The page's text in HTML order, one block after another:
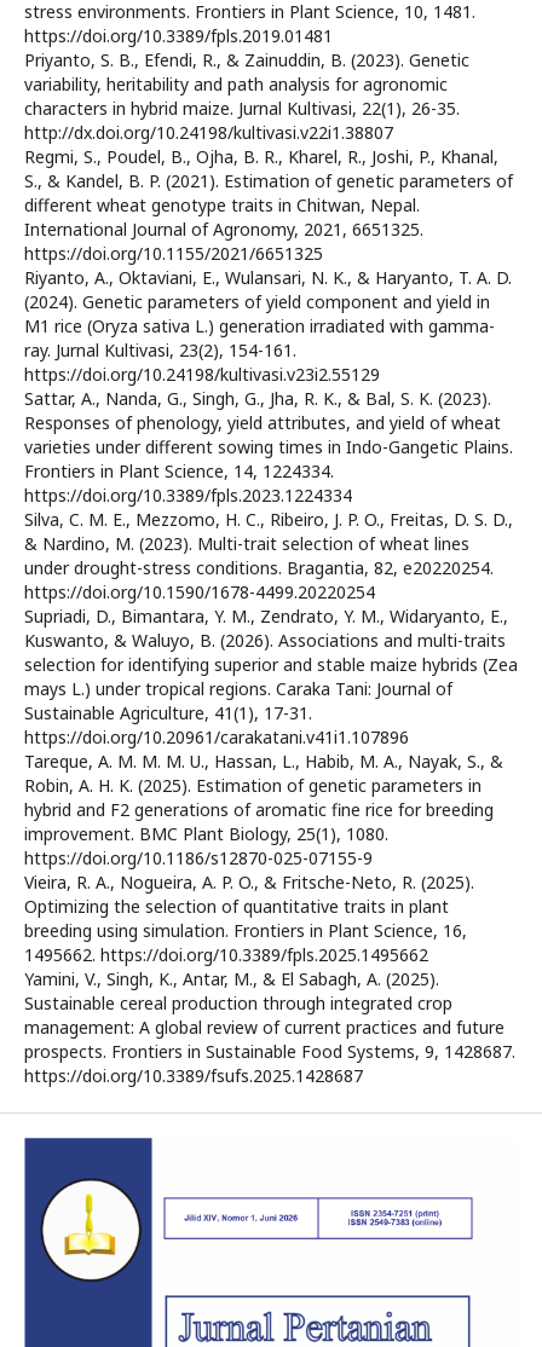
stress environments. Frontiers in Plant Science, 10, 1481.
https://doi.org/10.3389/fpls.2019.01481
Priyanto, S. B., Efendi, R., & Zainuddin, B. (2023). Genetic
variability, heritability and path analysis for agronomic
characters in hybrid maize. Jurnal Kultivasi, 22(1), 26-35.
http://dx.doi.org/10.24198/kultivasi.v22i1.38807
Regmi, S., Poudel, B., Ojha, B. R., Kharel, R., Joshi, P., Khanal,
S., & Kandel, B. P. (2021). Estimation of genetic parameters of
different wheat genotype traits in Chitwan, Nepal.
International Journal of Agronomy, 2021, 6651325.
https://doi.org/10.1155/2021/6651325
Riyanto, A., Oktaviani, E., Wulansari, N. K., & Haryanto, T. A. D.
(2024). Genetic parameters of yield component and yield in
M1 rice (Oryza sativa L.) generation irradiated with gamma-
ray. Jurnal Kultivasi, 23(2), 154-161.
https://doi.org/10.24198/kultivasi.v23i2.55129
Sattar, A., Nanda, G., Singh, G., Jha, R. K., & Bal, S. K. (2023).
Responses of phenology, yield attributes, and yield of wheat
varieties under different sowing times in Indo-Gangetic Plains.
Frontiers in Plant Science, 14, 1224334.
https://doi.org/10.3389/fpls.2023.1224334
Silva, C. M. E., Mezzomo, H. C., Ribeiro, J. P. O., Freitas, D. S. D.,
& Nardino, M. (2023). Multi-trait selection of wheat lines
under drought-stress conditions. Bragantia, 82, e20220254.
https://doi.org/10.1590/1678-4499.20220254
Supriadi, D., Bimantara, Y. M., Zendrato, Y. M., Widaryanto, E.,
Kuswanto, & Waluyo, B. (2026). Associations and multi-traits
selection for identifying superior and stable maize hybrids (Zea
mays L.) under tropical regions. Caraka Tani: Journal of
Sustainable Agriculture, 41(1), 17-31.
https://doi.org/10.20961/carakatani.v41i1.107896
Tareque, A. M. M. M. U., Hassan, L., Habib, M. A., Nayak, S., &
Robin, A. H. K. (2025). Estimation of genetic parameters in
hybrid and F2 generations of aromatic fine rice for breeding
improvement. BMC Plant Biology, 25(1), 1080.
https://doi.org/10.1186/s12870-025-07155-9
Vieira, R. A., Nogueira, A. P. O., & Fritsche-Neto, R. (2025).
Optimizing the selection of quantitative traits in plant
breeding using simulation. Frontiers in Plant Science, 16,
1495662. https://doi.org/10.3389/fpls.2025.1495662
Yamini, V., Singh, K., Antar, M., & El Sabagh, A. (2025).
Sustainable cereal production through integrated crop
management: A global review of current practices and future
prospects. Frontiers in Sustainable Food Systems, 9, 1428687.
https://doi.org/10.3389/fsufs.2025.1428687